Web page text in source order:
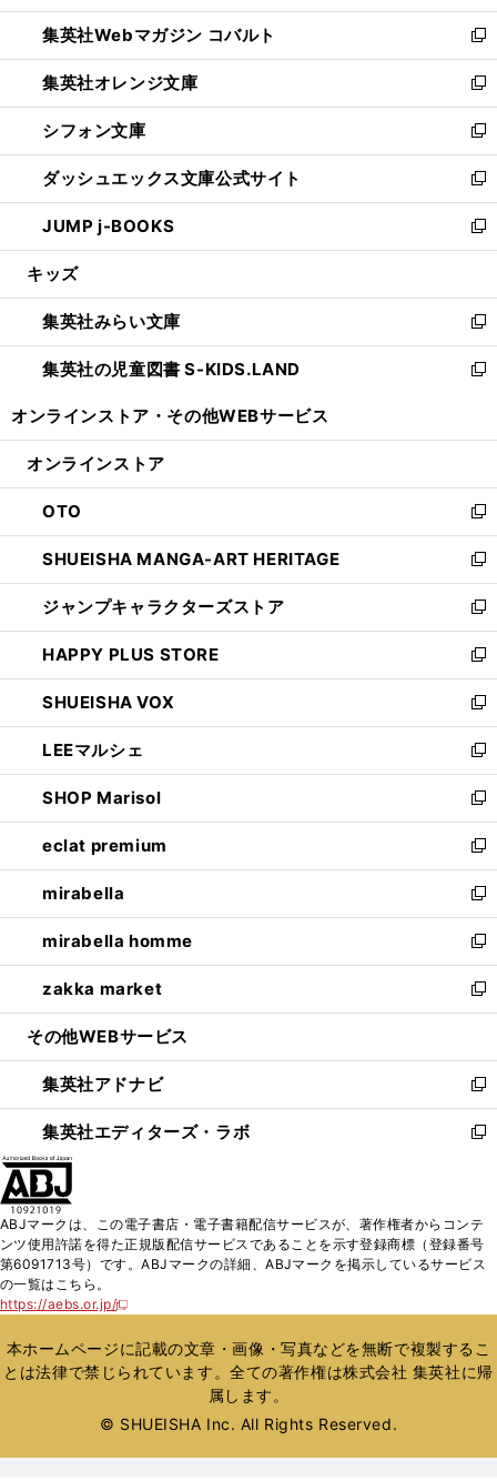
開
く
ウ
で
開
く
ン
ド
ウ
で
開
く
ウ
ィ
ン
ド
ウ
で
開
く
集英社Webマガジン コバルト
新
し
い
ウ
ィ
ン
ド
ウ
で
開
集英社オレンジ文庫
新
し
い
ウ
ィ
ン
ド
ウ
開
く
シフォン文庫
新
し
い
ウ
ィ
ン
ウ
で
開
く
ダッシュエックス文庫公式サイト
新
し
い
ウ
ン
ド
ウ
で
JUMP j-BOOKS
新
し
ウ
ィ
ン
ド
開
キッズ
集英社みらい文庫
新
し
い
ン
ウ
で
開
く
集英社の児童図書 S-KIDS.LAND
新
ウ
ン
ド
ウ
で
開
く
オンラインストア・ その他WEBサービス
オンラインストア
OTO
新
し
い
ウ
ィ
ン
ド
ウ
で
開
く
SHUEISHA MANGA-ART HERITAGE
新
し
い
ウ
ィ
ン
ド
ウ
で
開
く
ジャンプキャラクターズストア
新
し
い
ウ
ィ
ン
ド
ウ
で
開
く
HAPPY PLUS STORE
新
し
い
ウ
ィ
ン
ド
ウ
で
開
く
SHUEISHA VOX
新
し
い
ウ
ィ
ン
ド
ウ
で
開
く
LEEマルシェ
新
し
い
ウ
ィ
ン
ド
ウ
で
開
く
SHOP Marisol
新
し
い
ウ
ィ
ン
ド
ウ
で
開
eclat premium
新
し
い
ウ
ィ
ン
ド
ウ
開
く
mirabella
新
し
い
ウ
ィ
ン
ウ
で
開
く
mirabella homme
新
し
い
ウ
ン
ド
ウ
で
zakka market
新
し
ウ
ィ
ン
ド
く
その他WEBサービス
集英社アドナビ
新
し
い
ド
ウ
で
集英社エディターズ・ラボ
新
ィ
ン
ド
開
く
ABJマークは、この電子書店・電子書籍配信サービスが、著作権者からコンテ
ンツ使用許諾を得た正規版配信サービスであることを示す登録商標（登録番号
第6091713号）です。ABJマークの詳細、ABJマークを掲示しているサービス
の一覧はこちら。
https://aebs.or.jp/
新
い
ウ
ィ
ウ
本ホームページに記載の文章・画像・写真などを無断で複製するこ
とは法律で禁じられています。全ての著作権は株式会社 集英社に帰
属します。
© SHUEISHA Inc. All Rights Reserved.